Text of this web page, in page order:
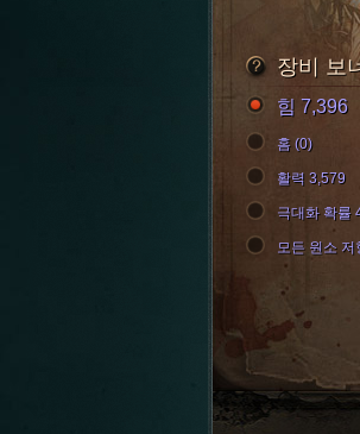
장비 보
힘 7,396
홈 (0)
활력 3,579
극대화 확률
모든 원소 저